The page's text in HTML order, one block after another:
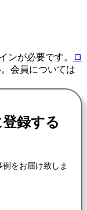
ンが必要です。
ロ
会員については
録する
をお届け致しま